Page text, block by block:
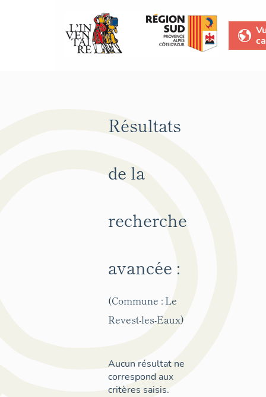
Résultats
de la
recherche
avancée :
(Commune : Le
Revest-les-Eaux)
Aucun résultat ne
correspond aux
critères saisis.